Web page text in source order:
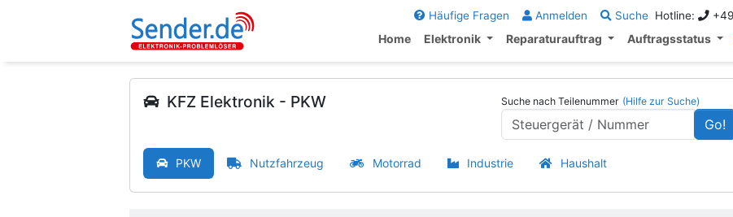
Häufige Fragen Anmelden Suche Hotline: +49
Home Elektronik Reparaturauftrag Auftragsstatus
KFZ Elektronik - PKW Suche nach Teilenummer (Hilfe zur Suche)
Go!
PKW Nutzfahrzeug Motorrad Industrie Haushalt